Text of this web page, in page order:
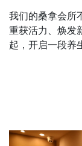
我们的桑拿会所
重获活力、焕发
起，开启一段养